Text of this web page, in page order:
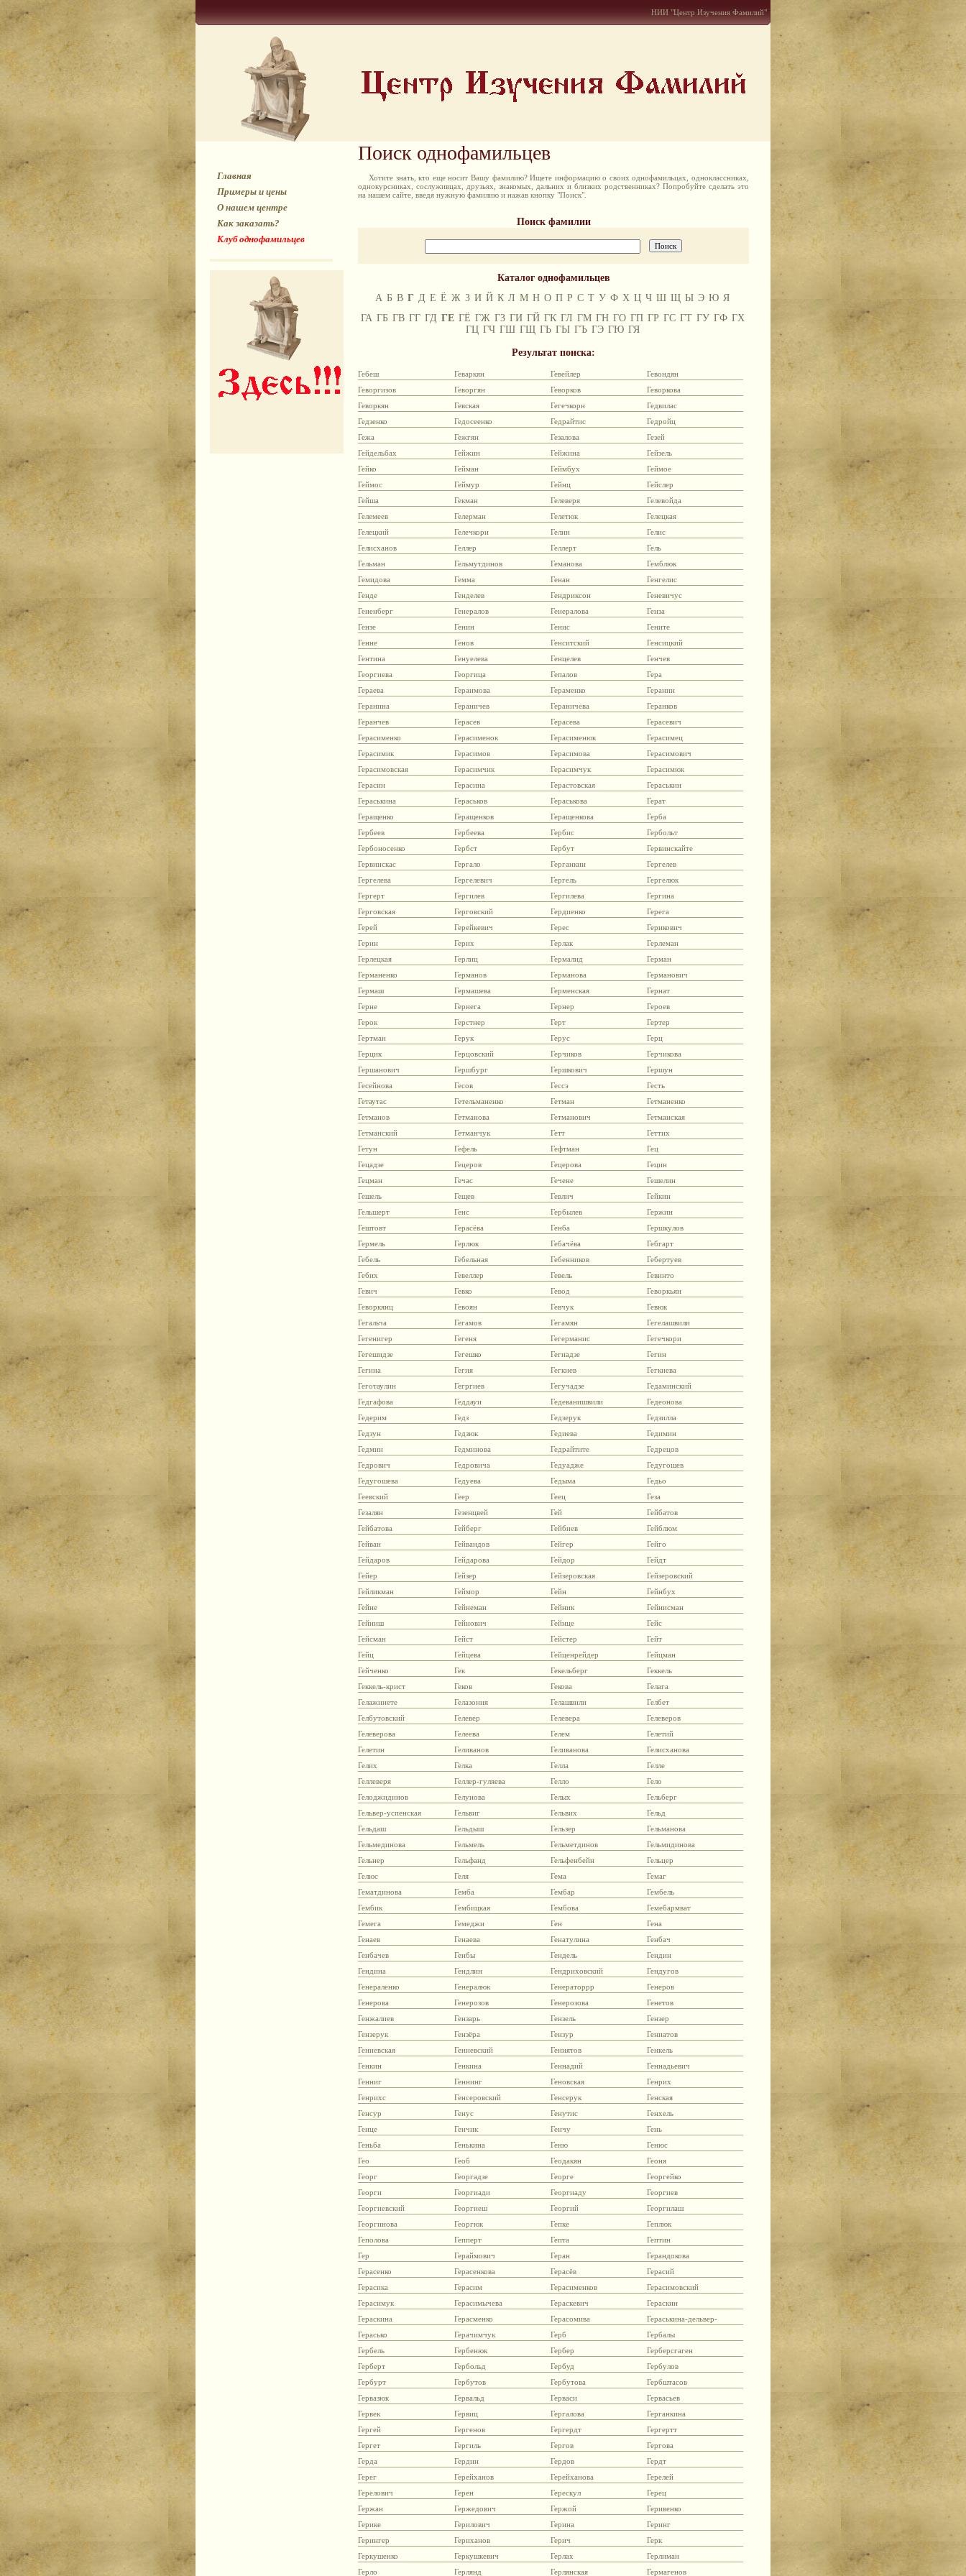
НИИ "Центр Изучения Фамилий"
Главная
Примеры и цены
О нашем центре
Как заказать?
Клуб однофамильцев
Поиск однофамильцев
Хотите знать, кто еще носит Вашу фамилию? Ищете информацию о своих однофамильцах, одноклассниках,
однокурсниках, сослуживцах, друзьях, знакомых, дальних и близких родственниках? Попробуйте сделать это
на нашем сайте, введя нужную фамилию и нажав кнопку "Поиск".
Поиск фамилии
Каталог однофамильцев
А Б В Г Д Е Ё Ж З И Й К Л М Н О П Р С Т У Ф Х Ц Ч Ш Щ Ы Э Ю Я
ГА ГБ ГВ ГГ ГД ГЕ ГЁ ГЖ ГЗ ГИ ГЙ ГК ГЛ ГМ ГН ГО ГП ГР ГС ГТ ГУ ГФ ГХ
ГЦ ГЧ ГШ ГЩ ГЬ ГЫ ГЪ ГЭ ГЮ ГЯ
Результат поиска:
Гебеш Геваркян Гевейлер
Гевондян
Геворгизов
Геворгян Геворков
Геворкова
Геворкян
Гевская Гегечкорн
Гедвилас
Гедзенко
Гедосеенко Гедрайтис
Гедройц
Гежа
Гежгян Гезалова
Гезей
Гейдельбах
Гейжин Гейжина
Гейзель
Гейко
Гейман Геймбух
Геймое
Геймос
Геймур Гейнц
Гейслер
Гейша
Гекман Гелеверя
Гелевойда
Гелемеев
Гелерман Гелетюк
Гелецкая
Гелецкий
Гелечкори Гелин
Гелис
Гелисханов
Геллер Геллерт
Гель
Гельман
Гельмутдинов Геманова
Гемблюк
Гемидова
Гемма Генан
Генгелис
Генде
Генделев Гендриксон
Геневичус
Гененберг
Генералов Генералова
Генза
Гензе
Генин Генис
Гените
Генне
Генов Генситский
Генсицкий
Гентина
Генуелева Генцелев
Генчев
Георгиева
Георгица Гепалов
Гера
Гераева
Гераимова Гераменко
Геранин
Геранина
Гераничев Гераничева
Геранков
Геранчев
Герасев Герасева
Герасевич
Герасименко
Герасименок Герасименюк
Герасимец
Герасимик
Герасимов Герасимова
Герасимович
Герасимовская
Герасимчик Герасимчук
Герасимюк
Герасин
Герасина Герастовская
Гераськин
Гераськина
Гераськов Гераськова
Герат
Геращенко
Геращенков Геращенкова
Герба
Гербеев
Гербеева Гербис
Гербольт
Гербоносенко
Гербст Гербут
Гервинскайте
Гервинскас
Гергало Герганкин
Гергелев
Гергелева
Гергелевич Гергель
Гергелюк
Гергерт
Гергилев Гергилева
Гергина
Герговская
Герговский Гердиенко
Герега
Герей
Герейкевич Герес
Герикович
Герин
Герих Герлак
Герлеман
Герлецкая
Герлиц Гермалид
Герман
Германенко
Германов Германова
Германович
Гермаш
Гермашева Герменская
Гернат
Герне
Гернега Гернер
Героев
Герок
Герстнер Герт
Гертер
Гертман
Герук Герус
Герц
Герцик
Герцовский Герчиков
Герчикова
Гершанович
Гершбург Гершкович
Гершун
Гесейнова
Гесов Гессэ
Гесть
Гетаутас
Гетельманенко Гетман
Гетманенко
Гетманов
Гетманова Гетманович
Гетманская
Гетманский
Гетманчук Гетт
Геттих
Гетун
Гефель Гефтман
Гец
Гецадзе
Гецеров Гецерова
Гецин
Гецман
Гечас Гечене
Гешелин
Гешель
Гещев Гевлич
Гейкин
Гельшерт
Генс Гербылев
Гержин
Гештовт
Герасёва Генба
Гершкулов
Гермель
Герлюк Гебачёва
Гебгарт
Гебель
Гебельная Гебенников
Гебертуев
Гебих
Гевеллер Гевель
Гевинто
Гевич
Гевко Гевод
Геворкьян
Геворкянц
Гевоян Гевчук
Гевюк
Гегальча
Гегамов Гегамян
Гегелашвили
Гегенигер
Гегеня Гегерманис
Гегечкори
Гегешидзе
Гегешко Гегиадзе
Гегин
Гегина
Гегия Гегкиев
Гегкиева
Геготаулин
Гегргиев Гегучадзе
Гедаминский
Гедгафова
Геддауи Гедеванишвили
Гедеонова
Гедерим
Гедз Гедзерук
Гедзилла
Гедзун
Гедзюк Гедиева
Гедимин
Гедмин
Гедминова Гедрайтите
Гедрецов
Гедрович
Гедровича Гедуадже
Гедугошев
Гедугошева
Гедуева Гедыма
Гедьо
Геевский
Геер Геец
Геза
Гезалян
Гезенцвей Гей
Гейбатов
Гейбатова
Гейберг Гейбиев
Гейблюм
Гейван
Гейвандов Гейгер
Гейго
Гейдаров
Гейдарова Гейдор
Гейдт
Гейер
Гейзер Гейзеровская
Гейзеровский
Гейликман
Геймор Гейн
Гейнбух
Гейне
Гейнеман Гейник
Гейнисман
Гейниш
Гейнович Гейнце
Гейс
Гейсман
Гейст Гейстер
Гейт
Гейц
Гейцева Гейценрейдер
Гейцман
Гейченко
Гек Гекельберг
Геккель
Геккель-крист
Геков Гекова
Гелага
Гелажинете
Гелазония Гелашвили
Гелбет
Гелбутовский
Гелевер Гелевера
Гелеверов
Гелеверова
Гелеева Гелем
Гелетий
Гелетин
Геливанов Геливанова
Гелисханова
Гелих
Гелка Гелла
Гелле
Геллеверя
Геллер-гуляева Гелло
Гело
Гелоджидинов
Гелунова Гелых
Гельберг
Гельвер-успенская
Гельвиг Гельвих
Гельд
Гельдаш
Гельдыш Гельзер
Гельманова
Гельмединова
Гельмель Гельметдинов
Гельмидинова
Гельнер
Гельфанд Гельфенбейн
Гельцер
Гелюс
Геля Гема
Гемаг
Гематдинова
Гемба Гембар
Гембель
Гембик
Гембицкая Гембова
Гемебармват
Гемега
Гемеджи Ген
Гена
Генаев
Генаева Генатулина
Генбач
Генбачев
Генбы Гендель
Гендин
Гендина
Гендлин Гендриховский
Гендугов
Генераленко
Генералюк Генераторрр
Генеров
Генерова
Генерозов Генерозова
Генетов
Генжалиев
Гензарь Гензель
Гензер
Гензерук
Гензёра Гензур
Гениатов
Гениевская
Гениевский Гениятов
Генкель
Генкин
Генкина Геннадий
Геннадьевич
Генниг
Геннинг Геновская
Генрих
Генрихс
Генсеровский Генсерук
Генская
Генсур
Генус Генутис
Генхель
Генце
Генчик Генчу
Гень
Геньба
Генькина Геню
Генюс
Гео
Геоб Геодакян
Геоня
Георг
Георгадзе Георге
Георгейко
Георги
Георгиади Георгиаду
Георгиев
Георгиевский
Георгиеш Георгий
Георгилаш
Георгинова
Георгюк Гепке
Геплюк
Геполова
Гепперт Гепта
Гептин
Гер
Гераймович Геран
Герандокова
Герасенко
Герасенкова Герасёв
Герасий
Герасика
Герасим Герасименков
Герасимовский
Герасимук
Герасимычева Гераскевич
Гераскин
Гераскина
Герасменко Герасомива
Гераськина-дельвер-
Герасько
Герачимчук Герб
Гербалы
Гербель
Гербенюк Гербер
Герберсгаген
Герберт
Гербольд Гербуд
Гербулов
Гербурт
Гербутов Гербутова
Гербштасов
Гервазюк
Гервальд Герваси
Гервасьев
Гервек
Гервиц Гергалова
Герганкина
Гергей
Гергенов Гергердт
Гергертт
Гергет
Гергиль Гергов
Гергова
Герда
Гердин Гердов
Гердт
Герег
Герейханов Герейханова
Герелей
Герелович
Герен Герескул
Герец
Гержан
Гержедович Гержой
Геривенко
Герике
Герилович Герина
Геринг
Герингер
Гериханов Герич
Герк
Геркушенко
Геркушкевич Герлах
Герлиман
Герло
Герлянд Герлянская Гермагенов